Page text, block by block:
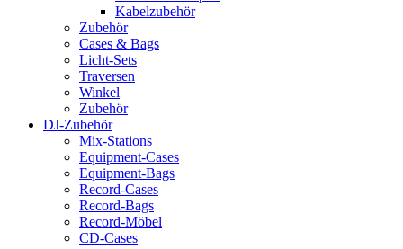
Kabelzubehör
Zubehör
Cases & Bags
Licht-Sets
Traversen
Winkel
Zubehör
DJ-Zubehör
Mix-Stations
Equipment-Cases
Equipment-Bags
Record-Cases
Record-Bags
Record-Möbel
CD-Cases